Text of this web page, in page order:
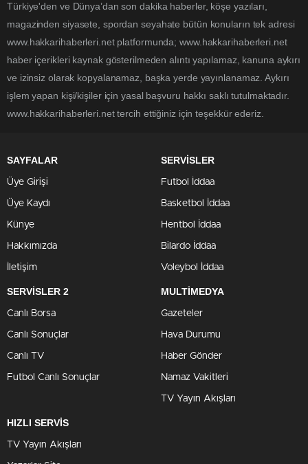
Türkiye'den ve Dünya’dan son dakika haberler, köşe yazıları,
magazinden siyasete, spordan seyahate bütün konuların tek adresi
www.hakkarihaberleri.net platformunda; www.hakkarihaberleri.net
haber içerikleri kaynak gösterilmeden alıntı yapılamaz, kanuna aykırı
ve izinsiz olarak kopyalanamaz, başka yerde yayınlanamaz. Aykırı
işlem yapan kişi/kişiler için yasal başvuru hakkı saklı tutulmaktadır.
www.hakkarihaberleri.net tercih ettiğiniz için teşekkür ederiz.
SAYFALAR
Üye Girişi
Üye Kaydı
Künye
Hakkımızda
İletişim
SERVİSLER
Futbol İddaa
Basketbol İddaa
Hentbol İddaa
Bilardo İddaa
Voleybol İddaa
SERVİSLER 2
Canlı Borsa
Canlı Sonuçlar
Canlı TV
Futbol Canlı Sonuçlar
MULTİMEDYA
Gazeteler
Hava Durumu
Haber Gönder
Namaz Vakitleri
TV Yayın Akışları
HIZLI SERVİS
TV Yayın Akışları